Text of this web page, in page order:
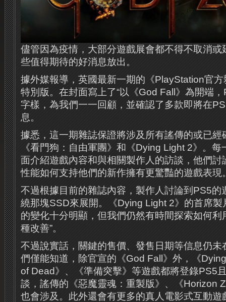
儘管因為疫情，大部分遊戲展會都不得不取消或
些值得期待的好消息放出。
據外媒報導，英國最新一期的《PlayStation官
特別版。在封面寫上了“以《God Fall》為開端
字樣，為我們一一回顧，並確認了多款即將在
息。
據悉，這一期雜誌保證將涉及所有謠傳的或已
《看門狗：自由軍團》和《Dying Light 2》。
面介紹遊戲內容和與相關製作人的訪談，他們討
性能如何支持他們的新作擁有更驚豔的遊戲表現
不過根據目前的雜誌內容，製作人討論到PS5的
繞那塊SSD來展開。《Dying Light 2》的首席製
的變化十分明顯，但我們仍然有時間探索如何
種改善”。
不過說實話，關鍵的售價、發售日期等信息仍未
們僅能知道，除官宣的《God Fall》外，《
of Dead》、《準備突擊》等遊戲都將登錄PS5
談，謠傳的《惡魔靈魂：重製版》、《Horizon
也會涉及。此外還會有更多的真人電影式互動遊